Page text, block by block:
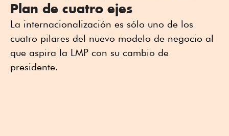
Plan de cuatro ejes
La internacionalización es sólo uno de los
cuatro pilares del nuevo modelo de negocio al
que aspira la LMP con su cambio de
presidente.